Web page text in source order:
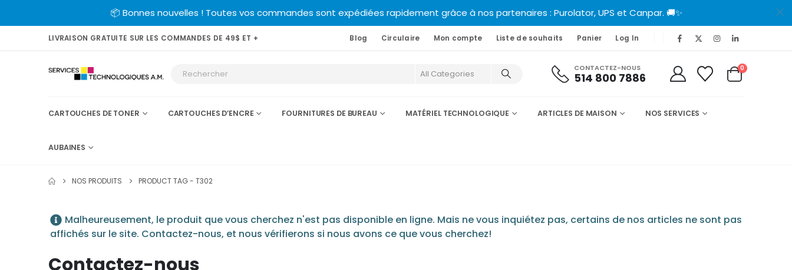
📦 Bonnes nouvelles ! Toutes vos commandes sont expédiées rapidement grâce à nos partenaires : Purolator, UPS et Canpar. 🚚✨
LIVRAISON GRATUITE SUR LES COMMANDES DE 49$ ET + Blog Circulaire Mon compte Liste de souhaits Panier Log In
CONTACTEZ-NOUS
514 800 7886
0
CARTOUCHES DE TONER CARTOUCHES D’ENCRE FOURNITURES DE BUREAU MATÉRIEL TECHNOLOGIQUE ARTICLES DE MAISON NOS SERVICES
AUBAINES
NOS PRODUITS PRODUCT TAG - T302
Malheureusement, le produit que vous cherchez n'est pas disponible en ligne. Mais ne vous inquiétez pas, certains de nos articles ne sont pas
affichés sur le site. Contactez-nous, et nous vérifierons si nous avons ce que vous cherchez!
Contactez-nous